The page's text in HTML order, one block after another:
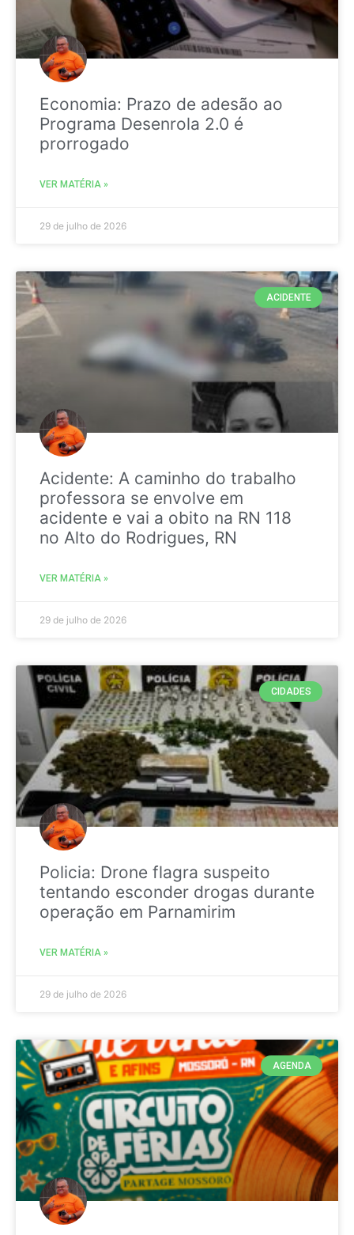
Economia: Prazo de adesão ao
Programa Desenrola 2.0 é
prorrogado
VER MATÉRIA »
29 de julho de 2026
ACIDENTE
Acidente: A caminho do trabalho
professora se envolve em
acidente e vai a obito na RN 118
no Alto do Rodrigues, RN
VER MATÉRIA »
29 de julho de 2026
CIDADES
Policia: Drone flagra suspeito
tentando esconder drogas durante
operação em Parnamirim
VER MATÉRIA »
29 de julho de 2026
AGENDA